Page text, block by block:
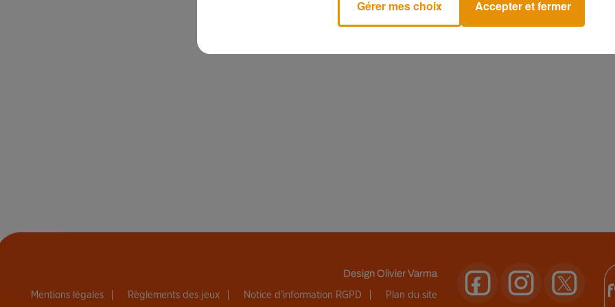
DesignOlivier Varma
Mentions légales Règlements des jeux Notice d’information RGPD Plan du site
Gérer mes choix Accepter et fermer